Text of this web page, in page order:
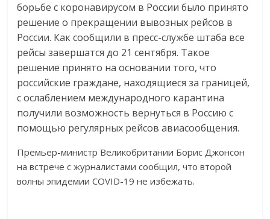
борьбе с коронавирусом в России было принято
решение о прекращении вывозных рейсов в
России. Как сообщили в пресс-службе штаба все
рейсы завершатся до 21 сентября. Такое
решение принято на основании того, что
российские граждане, находящиеся за границей,
с ослаблением международного карантина
получили возможность вернуться в Россию с
помощью регулярных рейсов авиасообщения.
Премьер-министр Великобритании Борис Джонсон
на встрече с журналистами сообщил, что второй
волны эпидемии COVID-19 не избежать.